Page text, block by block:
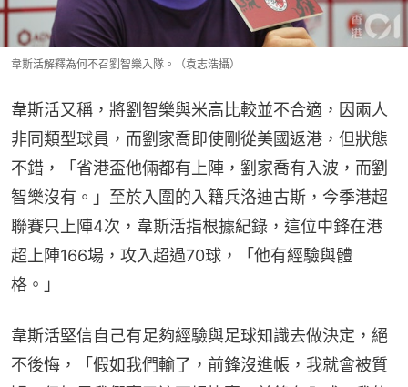
韋斯活解釋為何不召劉智樂入隊。（袁志浩攝）
韋斯活又稱，將劉智樂與米高比較並不合適，因兩人
非同類型球員，而劉家喬即使剛從美國返港，但狀態
不錯，「省港盃他倆都有上陣，劉家喬有入波，而劉
智樂沒有。」至於入圍的入籍兵洛迪古斯，今季港超
聯賽只上陣4次，韋斯活指根據紀錄，這位中鋒在港
超上陣166場，攻入超過70球，「他有經驗與體
格。」
韋斯活堅信自己有足夠經驗與足球知識去做決定，絕
不後悔，「假如我們輸了，前鋒沒進帳，我就會被質